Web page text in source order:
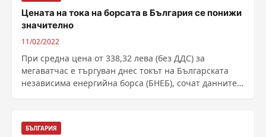
Цената на тока на борсата в България се понижи
значително
11/02/2022
При средна цена от 338,32 лева (без ДДС) за
мегаватчас е търгуван днес токът на Българската
независима енергийна борса (БНЕБ), сочат данните
БЪЛГАРИЯ